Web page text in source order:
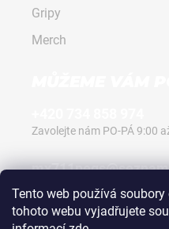
Tento web používá
tohoto webu vyjadřujete
Gripy
Merch
Zavolejte nám PO-PÁ 9:00